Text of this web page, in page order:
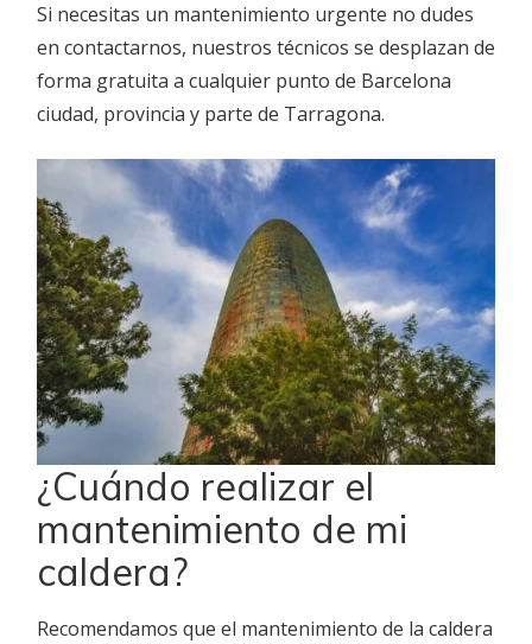
Si necesitas un mantenimiento urgente no dudes
en contactarnos, nuestros técnicos se desplazan de
forma gratuita a cualquier punto de Barcelona
ciudad, provincia y parte de Tarragona.
¿Cuándo realizar el
mantenimiento de mi
caldera?
Recomendamos que el mantenimiento de la caldera